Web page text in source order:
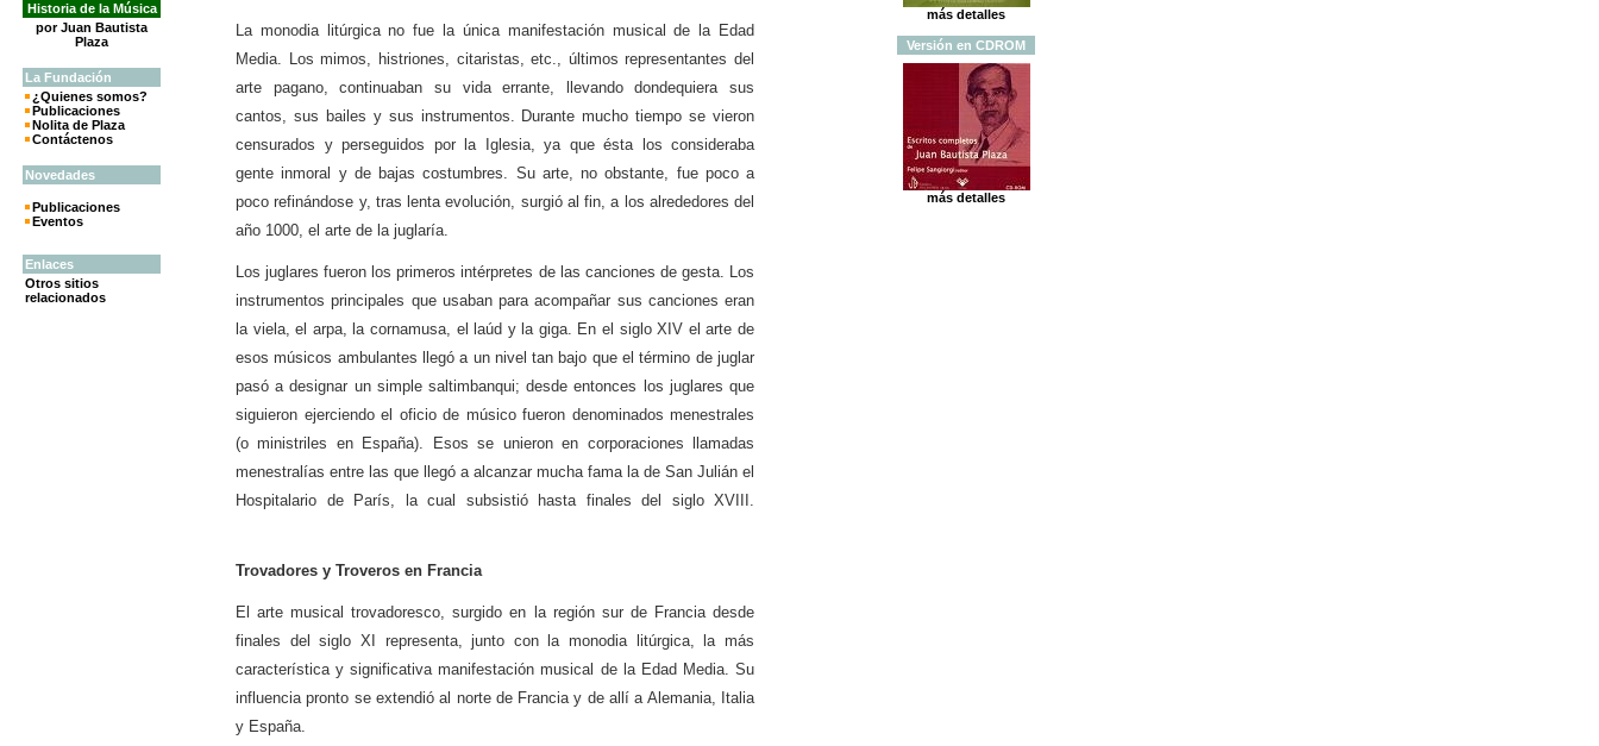
Historia de la Música
por Juan Bautista
Plaza
La Fundación
¿Quienes somos?
Publicaciones
Nolita de Plaza
Contáctenos
Novedades
Publicaciones
Eventos
Enlaces
Otros sitios
relacionados
La monodia litúrgica no fue la única manifestación musical de la Edad
Media. Los mimos, histriones, citaristas, etc., últimos representantes del
arte pagano, continuaban su vida errante, llevando dondequiera sus
cantos, sus bailes y sus instrumentos. Durante mucho tiempo se vieron
censurados y perseguidos por la Iglesia, ya que ésta los consideraba
gente inmoral y de bajas costumbres. Su arte, no obstante, fue poco a
poco refinándose y, tras lenta evolución, surgió al fin, a los alrededores del
año 1000, el arte de la juglaría.
Los juglares fueron los primeros intérpretes de las canciones de gesta. Los
instrumentos principales que usaban para acompañar sus canciones eran
la viela, el arpa, la cornamusa, el laúd y la giga. En el siglo XIV el arte de
esos músicos ambulantes llegó a un nivel tan bajo que el término de juglar
pasó a designar un simple saltimbanqui; desde entonces los juglares que
siguieron ejerciendo el oficio de músico fueron denominados menestrales
(o ministriles en España). Esos se unieron en corporaciones llamadas
menestralías entre las que llegó a alcanzar mucha fama la de San Julián el
Hospitalario de París, la cual subsistió hasta finales del siglo XVIII.
Trovadores y Troveros en Francia
El arte musical trovadoresco, surgido en la región sur de Francia desde
finales del siglo XI representa, junto con la monodia litúrgica, la más
característica y significativa manifestación musical de la Edad Media. Su
influencia pronto se extendió al norte de Francia y de allí a Alemania, Italia
y España.
más detalles
Versión en CDROM
más detalles